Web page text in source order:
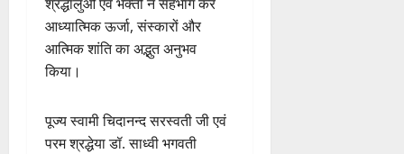
आध्यात्मिक ऊर्जा, संस्कारों और
आत्मिक शांति का अद्भुत अनुभव
किया।
पूज्य स्वामी चिदानन्द सरस्वती जी एवं
परम श्रद्धेया डॉ. साध्वी भगवती